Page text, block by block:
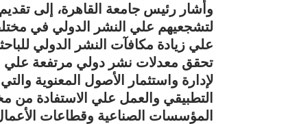
وأشار رئيس جامعة القاهرة، إلى تقديم
لتشجعيهم علي النشر الدولي في
علي زيادة مكافآت النشر الدولي
تحقق معدلات نشر دولي مرتفعة علي
لإدارة واستثمار الأصول المعنوية
التطبيقي والعمل علي الاستفادة
المؤسسات الصناعية وقطاعات